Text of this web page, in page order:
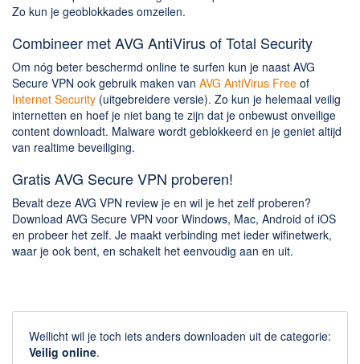
Zo kun je geoblokkades omzeilen.
Combineer met AVG AntiVirus of Total Security
Om nóg beter beschermd online te surfen kun je naast AVG
Secure VPN ook gebruik maken van AVG AntiVirus Free of
Internet Security (uitgebreidere versie). Zo kun je helemaal veilig
internetten en hoef je niet bang te zijn dat je onbewust onveilige
content downloadt. Malware wordt geblokkeerd en je geniet altijd
van realtime beveiliging.
Gratis AVG Secure VPN proberen!
Bevalt deze AVG VPN review je en wil je het zelf proberen?
Download AVG Secure VPN voor Windows, Mac, Android of iOS
en probeer het zelf. Je maakt verbinding met ieder wifinetwerk,
waar je ook bent, en schakelt het eenvoudig aan en uit.
Wellicht wil je toch iets anders downloaden uit de categorie:
Veilig online.